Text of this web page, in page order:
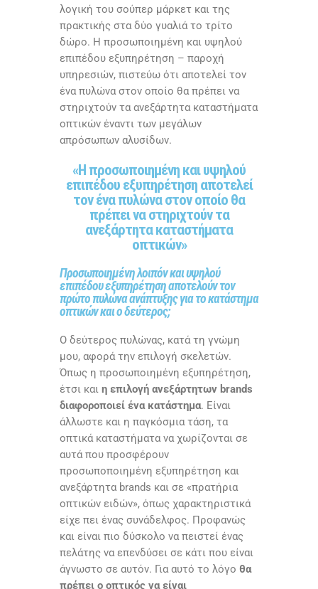
λογική του σούπερ μάρκετ και της
πρακτικής στα δύο γυαλιά το τρίτο
δώρο. Η προσωποιημένη και υψηλού
επιπέδου εξυπηρέτηση – παροχή
υπηρεσιών, πιστεύω ότι αποτελεί τον
ένα πυλώνα στον οποίο θα πρέπει να
στηριχτούν τα ανεξάρτητα καταστήματα
οπτικών έναντι των μεγάλων
απρόσωπων αλυσίδων.
«Η προσωποιημένη και υψηλού
επιπέδου εξυπηρέτηση αποτελεί
τον ένα πυλώνα στον οποίο θα
πρέπει να στηριχτούν τα
ανεξάρτητα καταστήματα
οπτικών»
Προσωποιημένη λοιπόν και υψηλού
επιπέδου εξυπηρέτηση αποτελούν τον
πρώτο πυλώνα ανάπτυξης για το κατάστημα
οπτικών και ο δεύτερος;
Ο δεύτερος πυλώνας, κατά τη γνώμη
μου, αφορά την επιλογή σκελετών.
Όπως η προσωποιημένη εξυπηρέτηση,
έτσι και η επιλογή ανεξάρτητων brands
διαφοροποιεί ένα κατάστημα. Είναι
άλλωστε και η παγκόσμια τάση, τα
οπτικά καταστήματα να χωρίζονται σε
αυτά που προσφέρουν
προσωποποιημένη εξυπηρέτηση και
ανεξάρτητα brands και σε «πρατήρια
οπτικών ειδών», όπως χαρακτηριστικά
είχε πει ένας συνάδελφος. Προφανώς
και είναι πιο δύσκολο να πειστεί ένας
πελάτης να επενδύσει σε κάτι που είναι
άγνωστο σε αυτόν. Για αυτό το λόγο θα
πρέπει ο οπτικός να είναι